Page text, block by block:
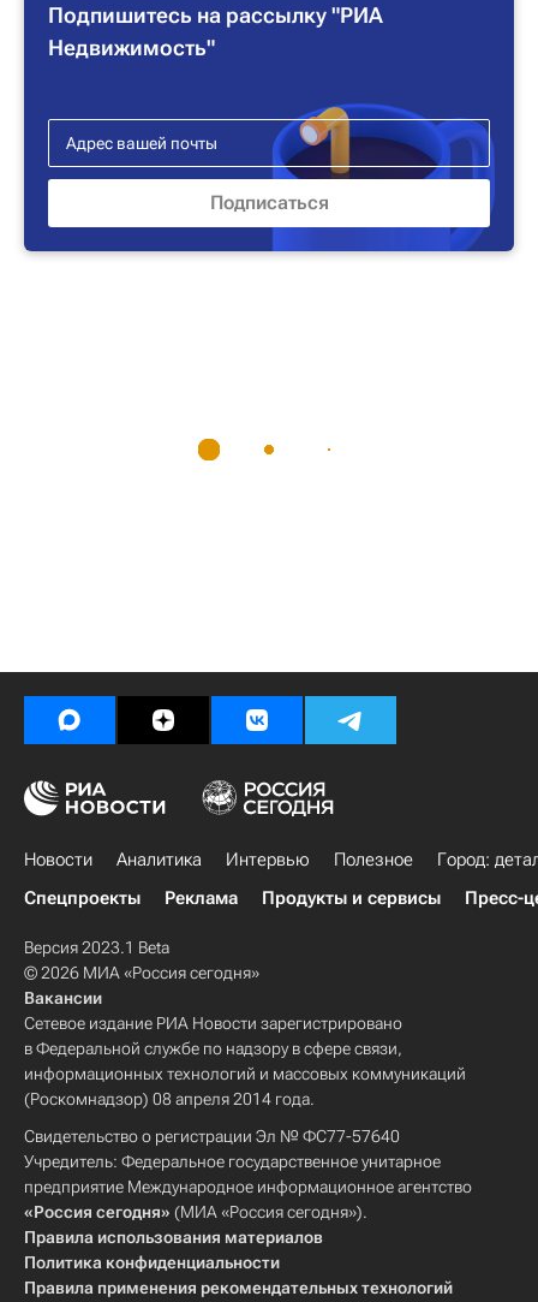
Подпишитесь на рассылку "РИА
Недвижимость"
Новости Аналитика Интервью Полезное
Город:
Спецпроекты
Реклама Продукты и сервисы Пресс-
Версия 2023.1 Beta
© 2026 МИА «Россия сегодня»
Вакансии
Сетевое издание РИА Новости зарегистрировано
в Федеральной службе по надзору в сфере связи,
информационных технологий и массовых коммуникаций
(Роскомнадзор) 08 апреля 2014 года.
Свидетельство о регистрации Эл № ФС77-57640
Учредитель: Федеральное государственное унитарное
предприятие Международное информационное агентство
«Россия сегодня» (МИА «Россия сегодня»).
Правила использования материалов
Политика конфиденциальности
Правила применения рекомендательных технологий